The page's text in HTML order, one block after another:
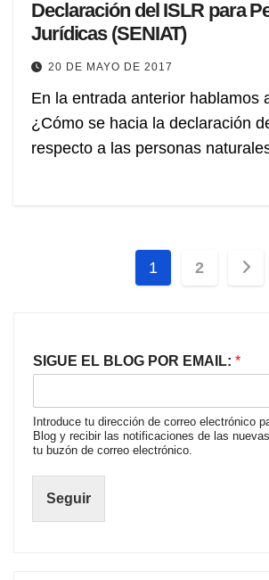
Declaración del ISLR para
Jurídicas (SENIAT)
20 DE MAYO DE 2017
En la entrada anterior hablamos
¿Cómo se hacia la declaración
respecto a las personas
Paginación
1 2
SIGUE EL BLOG POR EMAIL: *
Introduce tu dirección de correo electrónico
Blog y recibir las notificaciones de las
tu buzón de correo electrónico.
Seguir